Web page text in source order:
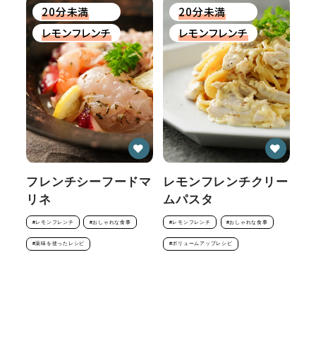
20分未満
レモンフレンチ
フレンチシーフードマ
リネ
#レモンフレンチ #おしゃれな食事
#薬味を使ったレシピ
20分未満
レモンフレンチ
レモンフレンチクリー
ムパスタ
#レモンフレンチ #おしゃれな食事
#ボリュームアップレシピ